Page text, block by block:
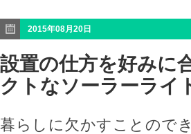
2015年08月20日
設置の仕方を好みに
クトなソーラーライ
暮らしに欠かすことので